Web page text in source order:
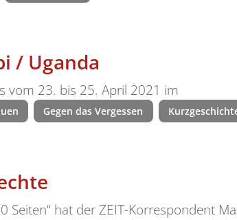
/ Uganda
vom 23. bis 25. April 2021 im
Gegen das Vergessen
Seiten“ hat der ZEIT-Korrespondent